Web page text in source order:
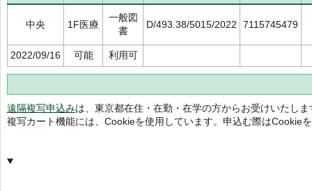
中央 1F医療
一般図
書
D/493.38/5015/2022 7115745479
2022/09/16 可能 利用可
遠隔複写申込みは、東京都在住・在勤・在学の方からお受けいたしま
複写カート機能には、Cookieを使用しています。申込む際はCookie